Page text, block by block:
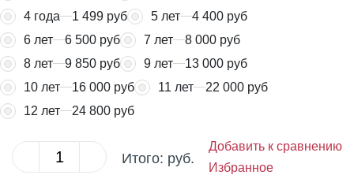
4 года
1 499 руб 5 лет
4 400 руб
6 лет
6 500 руб 7 лет
8 000 руб
8 лет
9 850 руб 9 лет
13 000 руб
10 лет
16 000 руб 11 лет
22 000 руб
12 лет
24 800 руб
Итого: руб.
Добавить к сравнению
Избранное